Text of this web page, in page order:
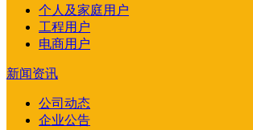
个人及家庭用户
工程用户
电商用户
新闻资讯
公司动态
企业公告